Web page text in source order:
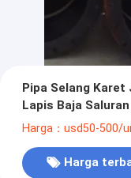
Pipa Selang
Lapis Baja
Harga：usd50-500/
Harga